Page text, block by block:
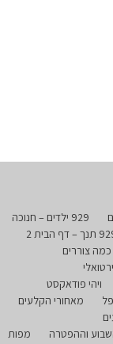
929 ילדים – חנוכה
– דף הבית 2
כמה צוררים
ויהי פודאקסט
מאחורי הקלעים
וההפטרה
מפות